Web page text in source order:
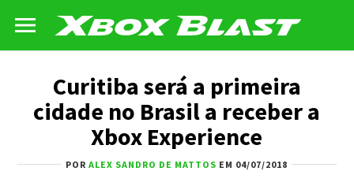
Curitiba será a primeira
cidade no Brasil a receber a
Xbox Experience
PORALEX SANDRO DE MATTOS EM 04/07/2018